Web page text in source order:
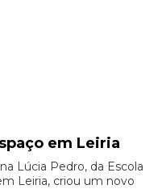
em Leiria
Lúcia Pedro, da Escola
Leiria, criou um novo